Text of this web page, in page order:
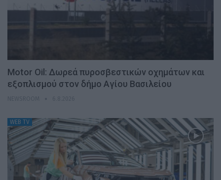
Motor Oil: Δωρεά πυροσβεστικών οχημάτων και
εξοπλισμού στον δήμο Αγίου Βασιλείου
WEB TV